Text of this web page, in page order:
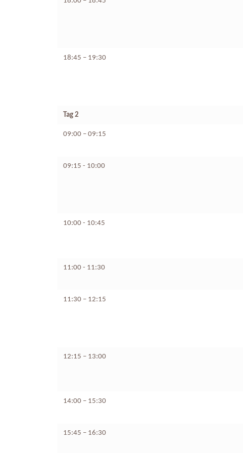
18:45 – 19:30
Tag 2
09:00 – 09:15
09:15 - 10:00
10:00 - 10:45
11:00 - 11:30
11:30 – 12:15
12:15 – 13:00
14:00 – 15:30
15:45 – 16:30